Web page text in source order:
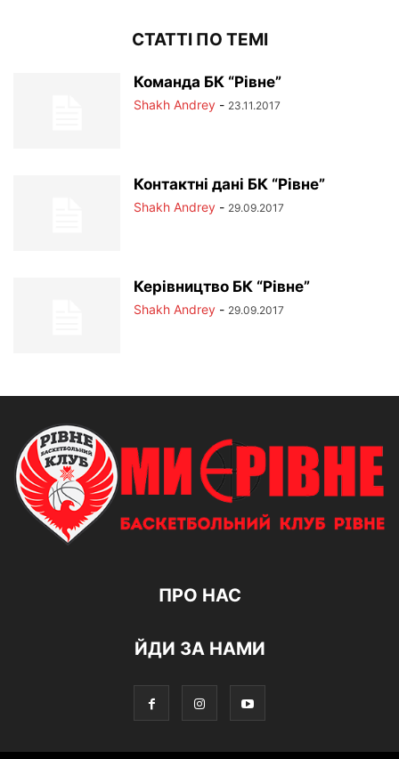
СТАТТІ ПО ТЕМІ
Команда БК “Рівне”
Shakh Andrey - 23.11.2017
Контактні дані БК “Рівне”
Shakh Andrey - 29.09.2017
Керівництво БК “Рівне”
Shakh Andrey - 29.09.2017
ПРО НАС
ЙДИ ЗА НАМИ